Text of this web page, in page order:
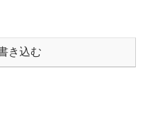
き込む